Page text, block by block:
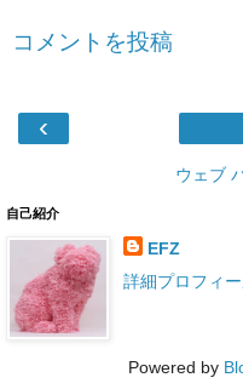
コメントを投稿
‹
ウェブ
自己紹介
EFZ
詳細プロフィ
Powered by